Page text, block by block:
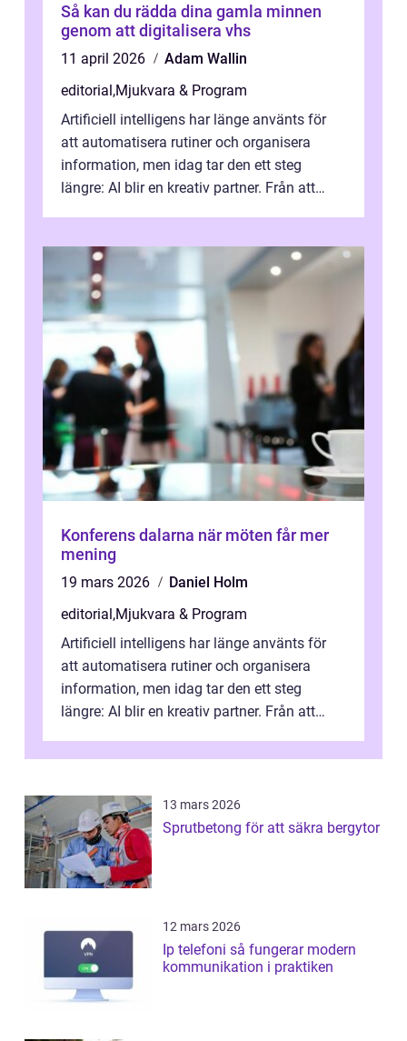
Så kan du rädda dina gamla minnen
genom att digitalisera vhs
11 april 2026
Adam Wallin
editorial,Mjukvara & Program
Artificiell intelligens har länge använts för
att automatisera rutiner och organisera
information, men idag tar den ett steg
längre: AI blir en kreativ partner. Från att
Konferens dalarna när möten får mer
mening
19 mars 2026
Daniel Holm
editorial,Mjukvara & Program
Artificiell intelligens har länge använts för
att automatisera rutiner och organisera
information, men idag tar den ett steg
längre: AI blir en kreativ partner. Från att
13 mars 2026
Sprutbetong för att säkra bergytor
12 mars 2026
Ip telefoni så fungerar modern
kommunikation i praktiken